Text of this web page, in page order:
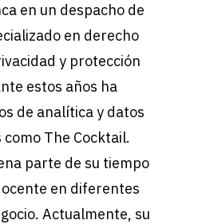
en un despacho de
en derecho
y protección
estos años ha
de analítica y datos
The Cocktail.
parte de su tiempo
en diferentes
Actualmente, su